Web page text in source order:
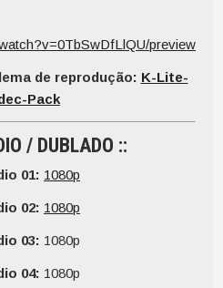
preview
de reprodução: K-Lite-
Pack
/ DUBLADO ::
01: 1080p
02: 1080p
03: 1080p
04: 1080p